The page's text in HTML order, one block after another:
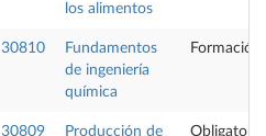
los alimentos
30810
Fundamentos
de ingeniería
química
Formación
30809
Producción de
Obligatoria